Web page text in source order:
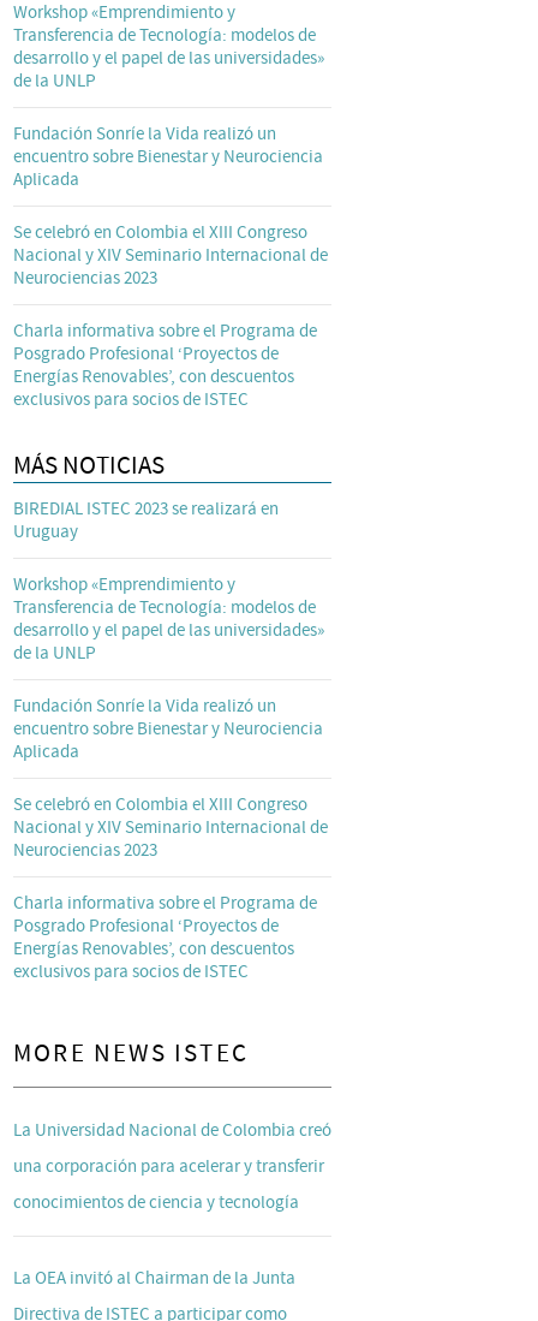
Workshop «Emprendimiento y
Transferencia de Tecnología: modelos de
desarrollo y el papel de las universidades»
de la UNLP
Fundación Sonríe la Vida realizó un
encuentro sobre Bienestar y Neurociencia
Aplicada
Se celebró en Colombia el XIII Congreso
Nacional y XIV Seminario Internacional de
Neurociencias 2023
Charla informativa sobre el Programa de
Posgrado Profesional ‘Proyectos de
Energías Renovables’, con descuentos
exclusivos para socios de ISTEC
MÁS NOTICIAS
BIREDIAL ISTEC 2023 se realizará en
Uruguay
Workshop «Emprendimiento y
Transferencia de Tecnología: modelos de
desarrollo y el papel de las universidades»
de la UNLP
Fundación Sonríe la Vida realizó un
encuentro sobre Bienestar y Neurociencia
Aplicada
Se celebró en Colombia el XIII Congreso
Nacional y XIV Seminario Internacional de
Neurociencias 2023
Charla informativa sobre el Programa de
Posgrado Profesional ‘Proyectos de
Energías Renovables’, con descuentos
exclusivos para socios de ISTEC
MORE NEWS ISTEC
La Universidad Nacional de Colombia creó
una corporación para acelerar y transferir
conocimientos de ciencia y tecnología
La OEA invitó al Chairman de la Junta
Directiva de ISTEC a participar como